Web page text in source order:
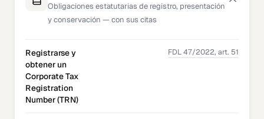
Obligaciones estatutarias de registro, presentación
y conservación — con sus citas
Registrarse y
obtener un
Corporate Tax
Registration
Number (TRN)
FDL 47/2022, art. 51